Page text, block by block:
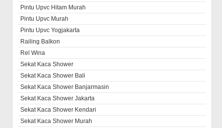
Pintu Upvc Hitam Murah
Pintu Upvc Murah
Pintu Upvc Yogjakarta
Railing Balkon
Rel Wina
Sekat Kaca Shower
Sekat Kaca Shower Bali
Sekat Kaca Shower Banjarmasin
Sekat Kaca Shower Jakarta
Sekat Kaca Shower Kendari
Sekat Kaca Shower Murah